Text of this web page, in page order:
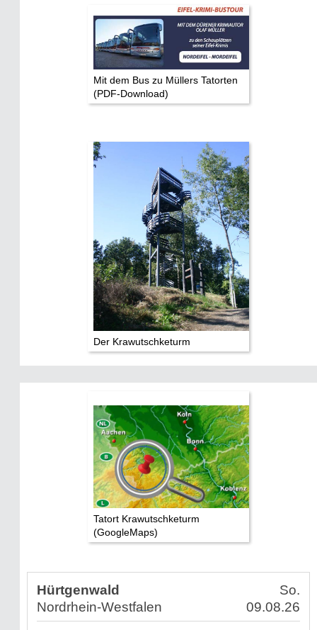
Mit dem Bus zu Müllers Tatorten
(PDF-Download)
Der Krawutschketurm
Tatort Krawutschketurm
(GoogleMaps)